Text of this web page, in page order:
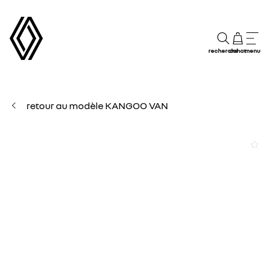
rechercheachatmenu
retour au modèle KANGOO VAN